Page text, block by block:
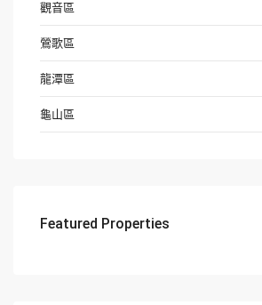
觀音區
鶯歌區
龍潭區
龜山區
Featured Properties